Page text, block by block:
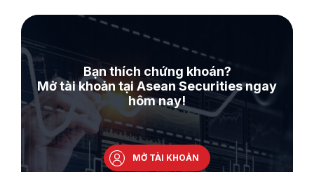
Bạn thích chứng khoán?
Mở tài khoản tại Asean Securities ngay
hôm nay!
MỞ TÀI KHOẢN